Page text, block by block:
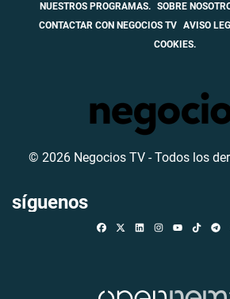
NUESTROS PROGRAMAS. SOBRE
CONTACTAR CON NEGOCIOS TV AVISO
COOKIES.
© 2026 Negocios TV - Todos los
síguenos
FacebookLinkedinInstagramTikTok